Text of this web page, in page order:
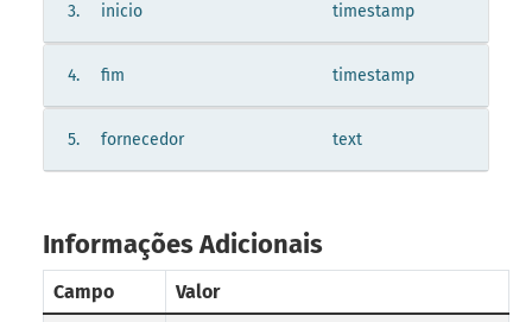
3. inicio timestamp
4. fim timestamp
5. fornecedor text
Informações Adicionais
Campo
Valor